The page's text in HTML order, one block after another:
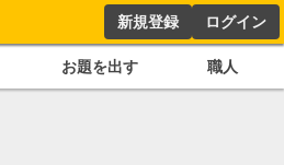
新規登録 ログイン
お題を出す 職人